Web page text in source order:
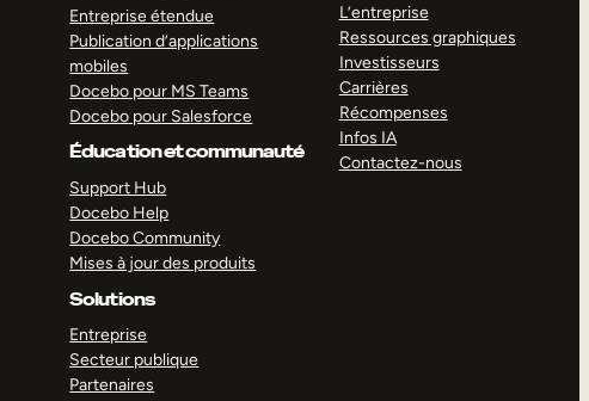
Entreprise étendue
Publication d’applications
mobiles
Docebo pour MS Teams
Docebo pour Salesforce
Éducation et communauté
Support Hub
Docebo Help
Docebo Community
Mises à jour des produits
Solutions
Entreprise
Secteur publique
Partenaires
L’entreprise
Ressources graphiques
Investisseurs
Carrières
Récompenses
Infos IA
Contactez-nous